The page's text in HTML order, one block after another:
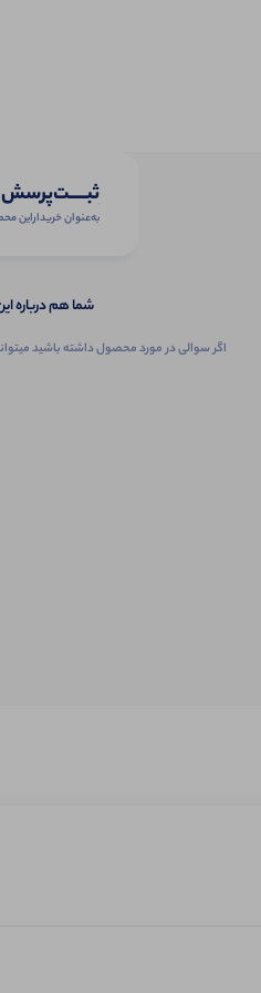
ثبـــــت‌پرسش
به‌عنوان ‌خریدار‌این‌
شما هم درباره
اگر سوالی در مورد محصول داشته باشید